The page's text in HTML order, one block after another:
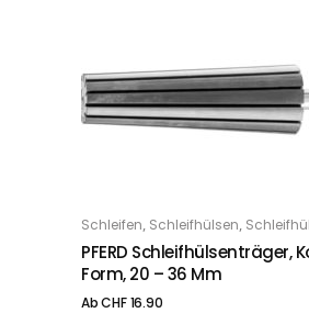
OPTIONS
Schleifen, Schleifhülsen,
PFERD Schleifhülsenträger,
Form, 20 – 36 Mm
AbCHF16.90